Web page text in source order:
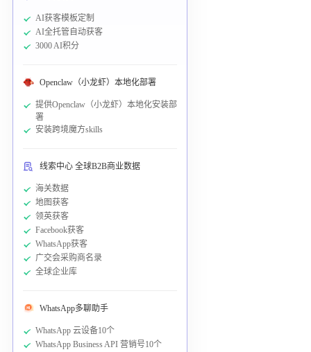
AI获客模板定制
AI全托管自动获客
3000 AI积分
Openclaw（小龙虾）本地化部署
提供Openclaw（小龙虾）本地化安装部
署
安装跨境魔方skills
线索中心 全球B2B商业数据
海关数据
地图获客
领英获客
Facebook获客
WhatsApp获客
广交会采购商名录
全球企业库
WhatsApp多聊助手
WhatsApp 云设备10个
WhatsApp Business API 营销号10个